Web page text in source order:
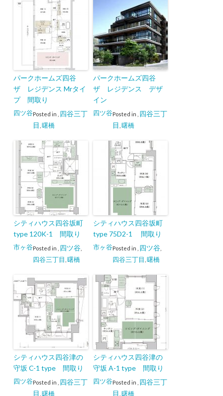
パークホームズ四谷
ザ レジデンス Mrタイ
プ 間取り
Posted in
四ツ谷
四谷三丁
目 曙橋
パークホームズ四谷
ザ レジデンス デザ
イン
Posted in
四ツ谷
四谷三丁
目 曙橋
シティハウス四谷坂町
type 120K-1 間取り
Posted in
市ヶ谷 四ツ谷,
四谷三丁目 曙橋
シティハウス四谷坂町
type 75D2-1 間取り
Posted in
市ヶ谷 四ツ谷,
四谷三丁目 曙橋
シティハウス四谷津の
守坂 C-1 type 間取り
Posted in
四ツ谷
四谷三丁
目 曙橋
シティハウス四谷津の
守坂 A-1 type 間取り
Posted in
四ツ谷
四谷三丁
目 曙橋